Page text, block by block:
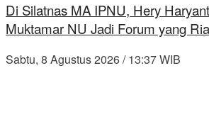
Di Silatnas MA IPNU, Hery
Muktamar NU Jadi Forum yang
Sabtu, 8 Agustus 2026 / 13:37 WIB